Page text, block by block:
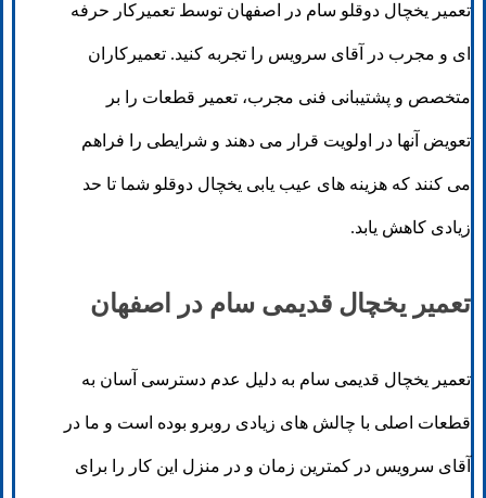
تعمیر یخچال دوقلو سام در اصفهان توسط تعمیرکار حرفه
ای و مجرب در آقای سرویس را تجربه کنید. تعمیرکاران
متخصص و پشتیبانی فنی مجرب، تعمیر قطعات را بر
تعویض آنها در اولویت قرار می دهند و شرایطی را فراهم
می کنند که هزینه های عیب یابی یخچال دوقلو شما تا حد
زیادی کاهش یابد.
تعمیر یخچال قدیمی سام در اصفهان
تعمیر یخچال قدیمی سام به دلیل عدم دسترسی آسان به
قطعات اصلی با چالش های زیادی روبرو بوده است و ما در
آقای سرویس در کمترین زمان و در منزل این کار را برای